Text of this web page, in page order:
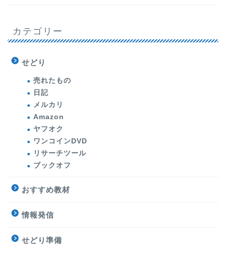
カテゴリー
せどり
売れたもの
日記
メルカリ
Amazon
ヤフオク
ワンコインDVD
リサーチツール
ブックオフ
おすすめ教材
情報発信
せどり準備